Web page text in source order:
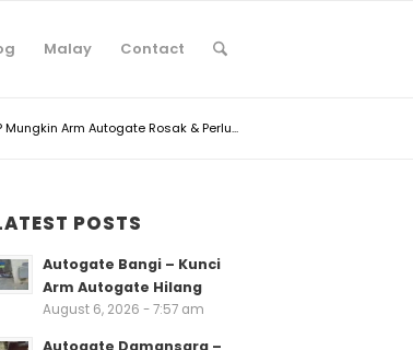
Malay Contact
Arm Autogate Rosak & Perlu...
POSTS
Autogate Bangi – Kunci
Arm Autogate Hilang
August 6, 2026 - 7:57 am
Autogate Damansara –